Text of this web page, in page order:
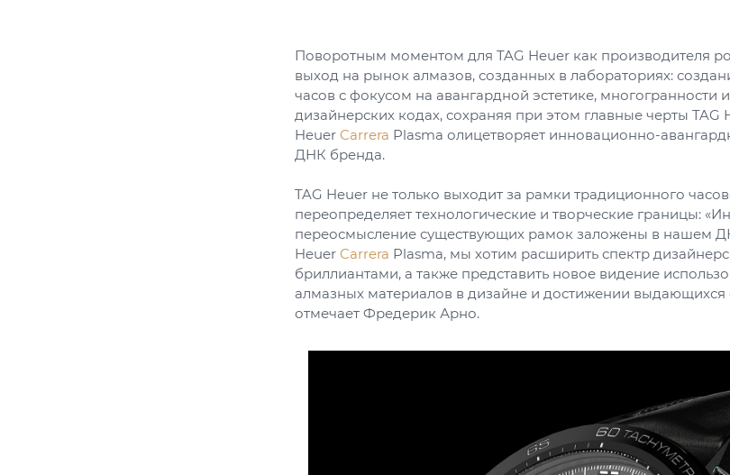
Поворотным моментом для TAG Heuer как производителя
выход на рынок алмазов, созданных в лабораториях:
часов с фокусом на авангардной эстетике,
дизайнерских кодах, сохраняя при этом главные черты TAG
Heuer Carrera Plasma олицетворяет инновационно-
ДНК бренда.
TAG Heuer не только выходит за рамки традиционного
переопределяет технологические и творческие границы:
переосмысление существующих рамок заложены в нашем
Heuer Carrera Plasma, мы хотим расширить спектр
бриллиантами, а также представить новое видение
алмазных материалов в дизайне и достижении выдающихся
отмечает Фредерик Арно.